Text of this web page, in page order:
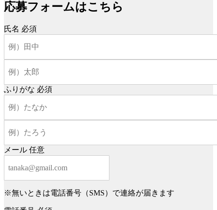
応募フォームはこちら
氏名 必須
ふりがな 必須
メール 任意
※無いときは電話番号（SMS）で連絡が届きます